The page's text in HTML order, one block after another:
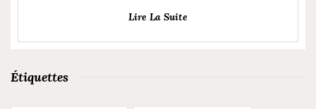
Lire La Suite
Étiquettes